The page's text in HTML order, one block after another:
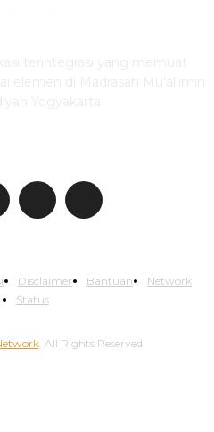
. All Rights Reserved.
Disclaimer Bantuan
Network
Status